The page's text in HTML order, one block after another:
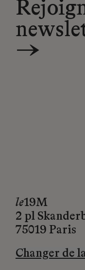
→
le19M
2 pl
75019 Paris
Changer de